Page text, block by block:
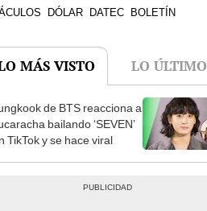
DÓLAR DATEC BOLETÍN
MÁS VISTO LO ÚLTIMO
de BTS reacciona a
bailando ‘SEVEN’
TikTok y se hace viral